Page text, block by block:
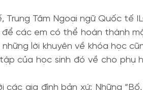
Tâm Ngoại ngữ Quốc tế
các em có thể hoàn thành
lời khuyên về khóa học
của học sinh đó về cho
gia đình bản xứ; Những